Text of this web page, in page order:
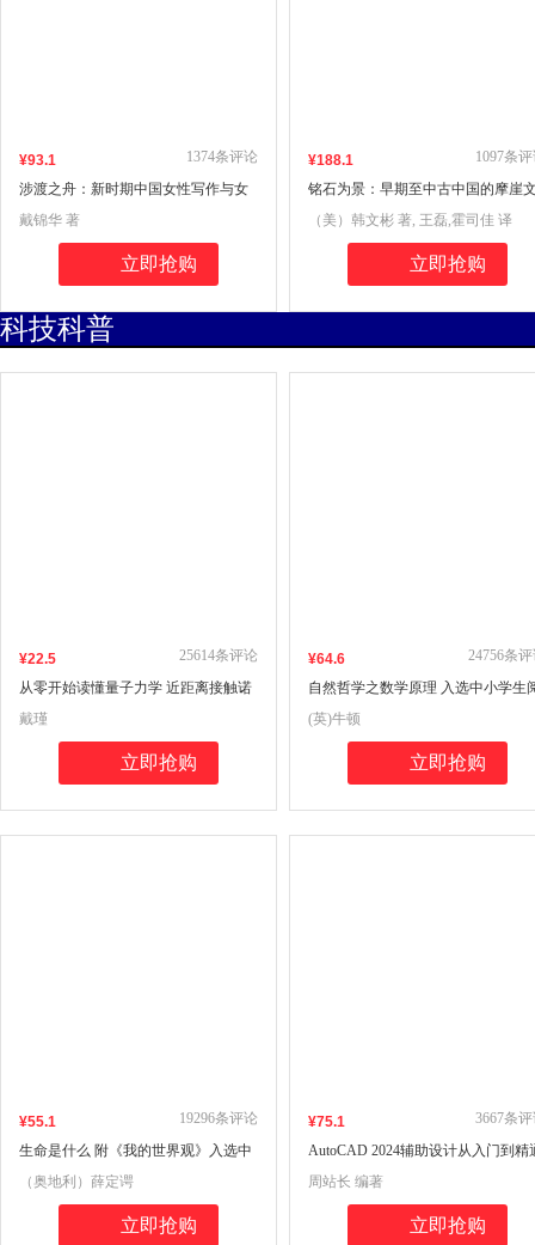
¥93.1
涉渡之舟：新时期中国女性写作与女
性文化
1374条评论
戴锦华 著
立即抢购
¥188.1
铭石为景：早期至中古中国的摩崖
1097条
（美）韩文彬 著, 王磊,霍司佳 译
立即抢购
科技科普
¥22.5
从零开始读懂量子力学 近距离接触诺
贝尔奖解答量子纠缠、量子点的奥秘
25614条评论
戴瑾
立即抢购
¥64.6
自然哲学之数学原理 入选中小学生
读指导目录 科学元典
24756条
(英)牛顿
立即抢购
¥55.1
生命是什么 附《我的世界观》入选中
小学生阅读指导目录 科学元典
19296条评论
（奥地利）薛定谔
立即抢购
¥75.1
AutoCAD 2024辅助设计从入门到精
3667条
周站长 编著
立即抢购